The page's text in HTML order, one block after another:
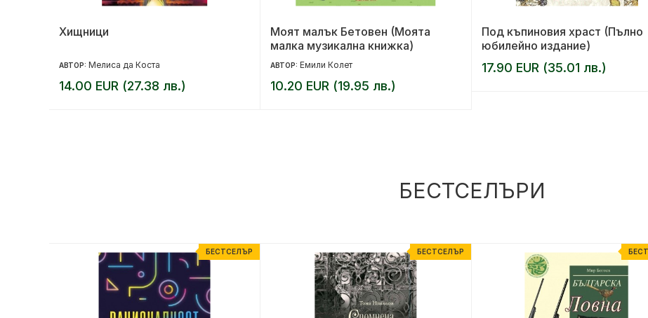
Хищници
АВТОР: Мелиса да Коста
14.00 EUR (27.38 лв.)
Моят малък Бетовен (Моята
малка музикална книжка)
АВТОР: Емили Колет
10.20 EUR (19.95 лв.)
Под къпиновия храст (Пълно
юбилейно издание)
17.90 EUR (35.01 лв.)
БЕСТСЕЛЪРИ
БЕСТСЕЛЪР БЕСТСЕЛЪР